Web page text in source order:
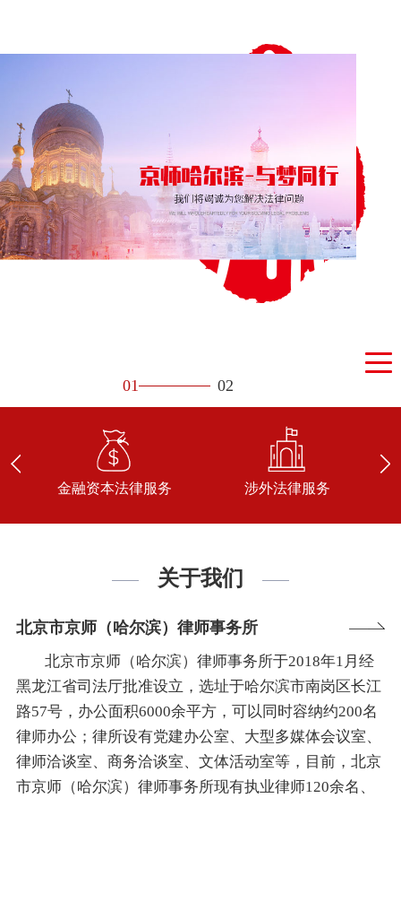
01 02
金融资本法律服务 涉外法律服务
关于我们
北京市京师（哈尔滨）律师事务所
北京市京师（哈尔滨）律师事务所于2018年1月经
黑龙江省司法厅批准设立，选址于哈尔滨市南岗区长江
路57号，办公面积6000余平方，可以同时容纳约200名
律师办公；律所设有党建办公室、大型多媒体会议室、
律师洽谈室、商务洽谈室、文体活动室等，目前，北京
市京师（哈尔滨）律师事务所现有执业律师120余名、